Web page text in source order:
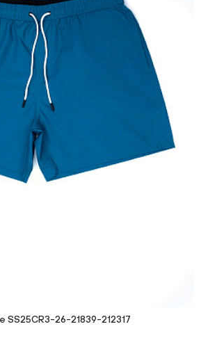
26-21839-212317